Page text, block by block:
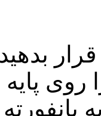
پایه